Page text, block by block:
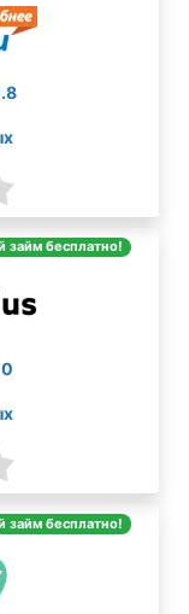
займ бесплатно!
займ бесплатно!